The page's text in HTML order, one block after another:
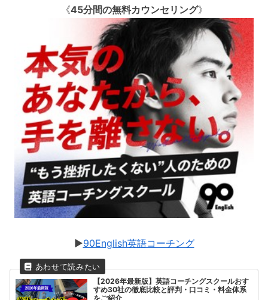
《45分間の無料カウンセリング》
▶︎90English英語コーチング
【2026年最新版】英語コーチングスクールおす
すめ30社の徹底比較と評判・口コミ・料金体系
をご紹介